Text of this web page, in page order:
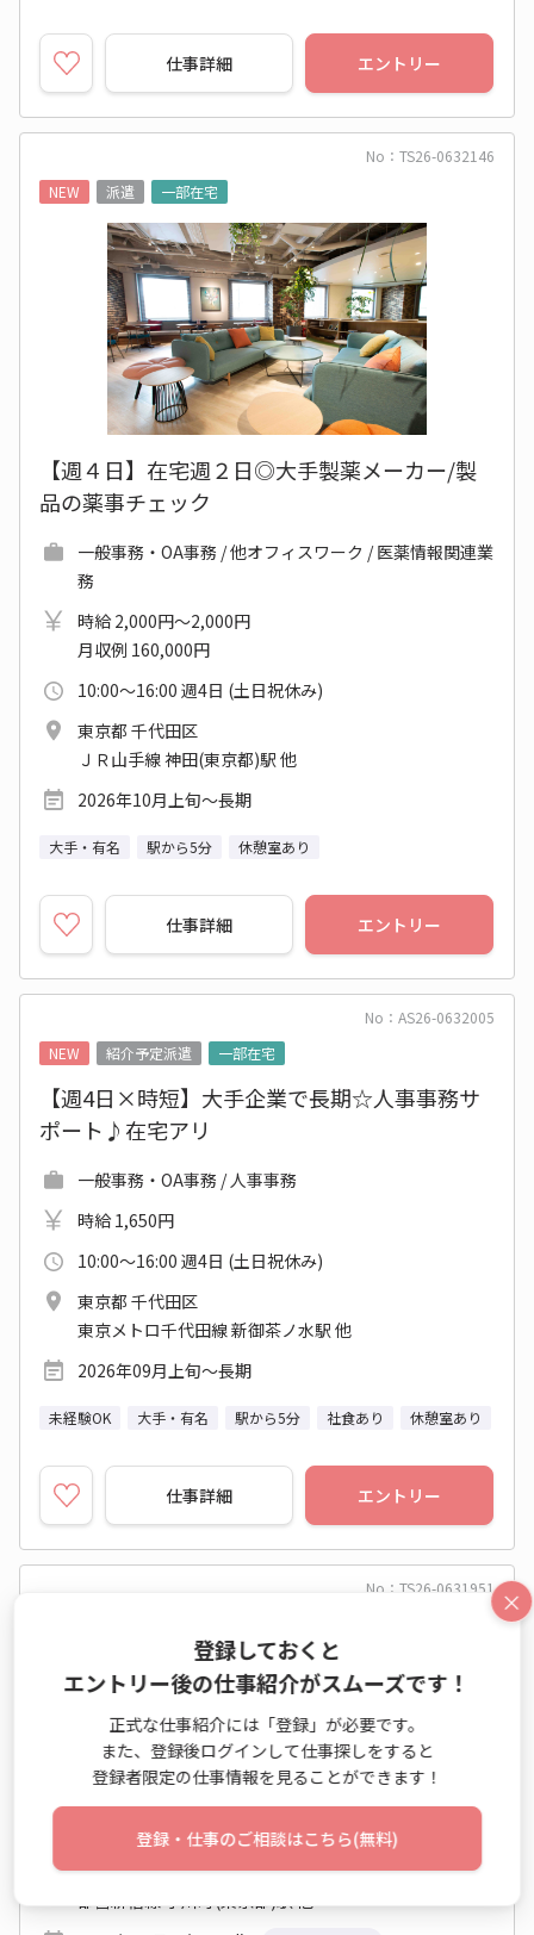
仕事詳細 エントリー
No：TS26-0632146
NEW
派遣 一部在宅
【週４日】在宅週２日◎大手製薬メーカー/製
品の薬事チェック
一般事務・OA事務 / 他オフィスワーク / 医薬情報関連業
務
時給 2,000円～2,000円
月収例 160,000円
10:00～16:00 週4日 (土日祝休み)
東京都 千代田区
ＪＲ山手線 神田(東京都)駅 他
2026年10月上旬～長期
大手・有名 駅から5分 休憩室あり
仕事詳細 エントリー
No：AS26-0632005
NEW
紹介予定派遣 一部在宅
【週4日×時短】大手企業で長期☆人事事務サ
ポート♪在宅アリ
一般事務・OA事務 / 人事事務
時給 1,650円
10:00～16:00 週4日 (土日祝休み)
東京都 千代田区
東京メトロ千代田線 新御茶ノ水駅 他
2026年09月上旬～長期
未経験OK 大手・有名 駅から5分 社食あり 休憩室あり
仕事詳細 エントリー
No：TS26-0631951
＜illustrator＆Photoshop使用あり♪＞週3日
★事務サポート/神田
一般事務・OA事務
時給 1,800円～1,800円
9:00～17:00 週3日 (火木土日祝休み)
東京都 千代田区
都営新宿線 小川町(東京都)駅 他
×
登録しておくと
エントリー後の仕事紹介がスムーズです！
正式な仕事紹介には「登録」が必要です。
また、登録後ログインして仕事探しをすると
登録者限定の仕事情報を見ることができます！
登録・仕事のご相談はこちら(無料)